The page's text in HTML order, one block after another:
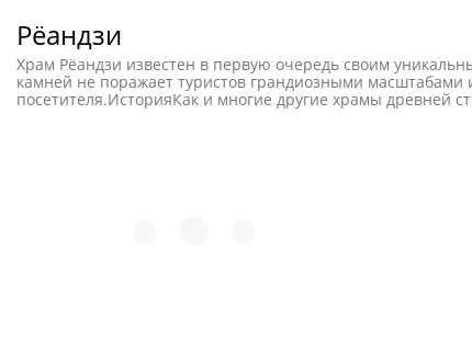
Рёандзи
Храм Рёандзи известен в первую очередь своим
камней не поражает туристов грандиозными масштабами
посетителя.ИсторияКак и многие другие храмы древней